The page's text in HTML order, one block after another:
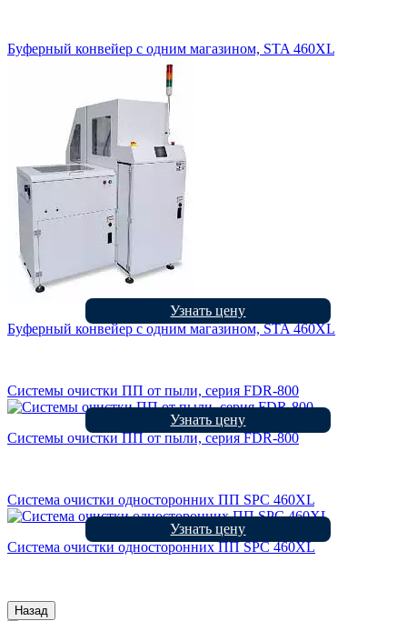
Буферный конвейер с одним магазином, STA 460XL
Буферный конвейер с одним магазином, STA 460XL
Узнать цену
Системы очистки ПП от пыли, серия FDR-800
Системы очистки ПП от пыли, серия FDR-800
Узнать цену
Система очистки односторонних ПП SPC 460XL
Система очистки односторонних ПП SPC 460XL
Узнать цену
Назад